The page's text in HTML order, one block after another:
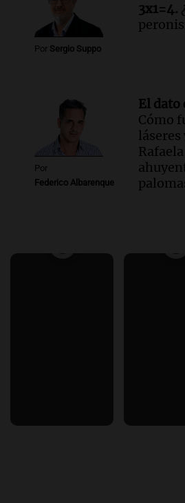
Por Sergio Suppo
3x1=4.
Por
Federico Albarenque
El dato
Cómo
láseres